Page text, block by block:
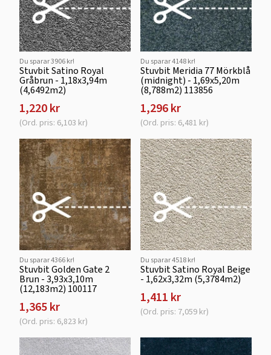
Du sparar 3906 kr!
Stuvbit Satino Royal
Gråbrun - 1,18x3,94m
(4,6492m2)
1,220 kr
(Ord. pris: 6,103 kr)
Du sparar 4148 kr!
Stuvbit Meridia 77 Mörkblå
(midnight) - 1,69x5,20m
(8,788m2) 113856
1,296 kr
(Ord. pris: 6,481 kr)
Du sparar 4366 kr!
Stuvbit Golden Gate 2
Brun - 3,93x3,10m
(12,183m2) 100117
1,365 kr
(Ord. pris: 6,823 kr)
Du sparar 4518 kr!
Stuvbit Satino Royal Beige
- 1,62x3,32m (5,3784m2)
1,411 kr
(Ord. pris: 7,059 kr)